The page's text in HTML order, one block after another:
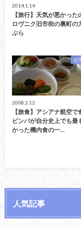
2014.1.14
【旅行】天気が悪かった
ロヴニク旧市街の裏町の
ぶら
世
2008.2.12
【旅食】アシアナ航空で
ビンバが自分史上でも最
かった機内食の一…
人気記事